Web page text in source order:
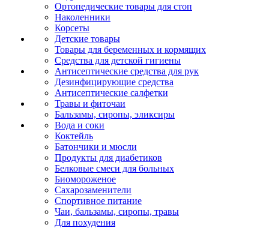
Ортопедические товары для стоп
Наколенники
Корсеты
Детские товары
Товары для беременных и кормящих
Средства для детской гигиены
Антисептические средства для рук
Дезинфицирующие средства
Антисептические салфетки
Травы и фиточаи
Бальзамы, сиропы, эликсиры
Вода и соки
Коктейль
Батончики и мюсли
Продукты для диабетиков
Белковые смеси для больных
Биомороженое
Сахарозаменители
Спортивное питание
Чаи, бальзамы, сиропы, травы
Для похудения